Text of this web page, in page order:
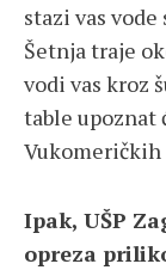
stazi vas
Šetnja traje
vodi vas kroz
table upoznat
Vukomeričkih
Ipak, UŠP
opreza